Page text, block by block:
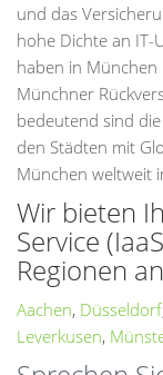
und das
hohe Dichte an IT-
haben in München
Münchner
bedeutend sind
den Städten mit
München weltweit
Wir bieten
Service
Regionen
Aachen, Düsseldorf
Leverkusen,